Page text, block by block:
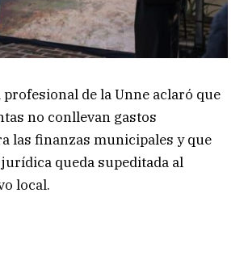
de la Unne aclaró que
no conllevan gastos
las finanzas municipales y que
queda supeditada al
local.